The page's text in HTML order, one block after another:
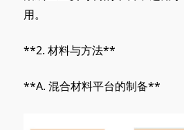
用。
**2. 材料与方法**
**A. 混合材料平台的制备**